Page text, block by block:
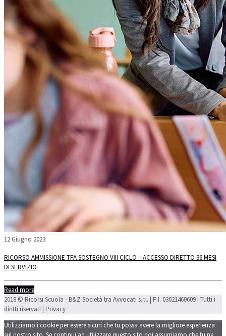
12 Giugno 2023
RICORSO AMMISSIONE TFA SOSTEGNO VIII CICLO – ACCESSO DIRETTO 36 MESI
DI SERVIZIO
Read more
2018 © Ricorsi Scuola - B&Z Società tra Avvocati s.r.l. | P.I. 03021460609 | Tutti i
diritti riservati | Privacy
Utilizziamo i cookie per essere sicuri che tu possa avere la migliore esperienza